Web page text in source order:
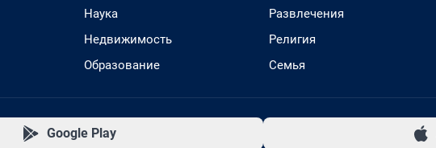
Наука
Недвижимость
Образование
Развлечения
Религия
Семья
Google Play